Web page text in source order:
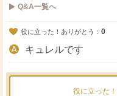
Q&A一覧へ
役に立った！ありがとう： 0
キュレルです
役に立った！